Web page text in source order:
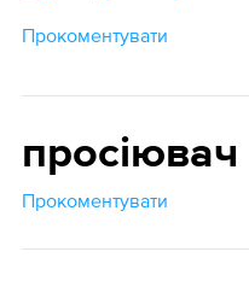
Прокоментувати
просіювач
Прокоментувати